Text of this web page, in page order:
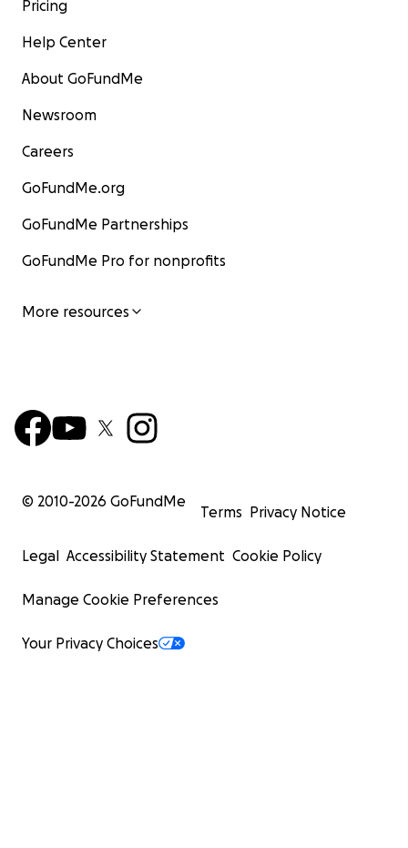
Pricing
Help Center
About GoFundMe
Newsroom
Careers
GoFundMe.org
GoFundMe Partnerships
GoFundMe Pro for nonprofits
More resources
© 2010-2026 GoFundMe
Terms Privacy Notice
Legal Accessibility Statement Cookie Policy
Manage Cookie Preferences
Your Privacy Choices